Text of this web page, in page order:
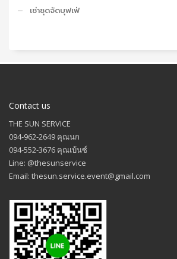
เช่าชุดจัดบุฟเฟ่
Contact us
THE SUN SERVICE
094-962-2649 คุณนก
094-552-3676 คุณเบ้นซ์
Line: @thesunservice
Email: thesun.service.event@gmail.com